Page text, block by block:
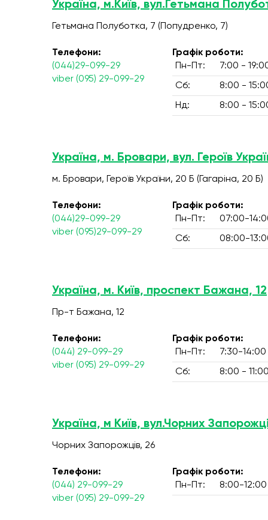
Україна, м.Київ, вул.Гетьмана
Гетьмана Полуботка, 7 (Попудренко, 7)
Телефони:
(044)29-099-29
viber (095) 29-099-29
Графік роботи:
Пн-Пт:
7:00 -
Сб: 8:00 -
Нд: 8:00 -
Україна, м. Бровари, вул. Героїв
м. Бровари, Героїв України, 20 Б (Гагаріна, 20 Б)
Телефони:
(044)29-099-29
viber (095)29-099-29
Графік роботи:
Пн-Пт:
07:00-
Сб: 08:00-
Україна, м. Київ, проспект Бажана, 12
Пр-т Бажана, 12
Телефони:
(044) 29-099-29
viber (095) 29-099-29
Графік роботи:
Пн-Пт:
7:30-14:00
Сб: 8:00 - 11:00
Україна, м Київ, вул.Чорних
Чорних Запорожців, 26
Телефони:
(044) 29-099-29
viber (095) 29-099-29
Графік роботи:
Пн-Пт:
8:00-12:00